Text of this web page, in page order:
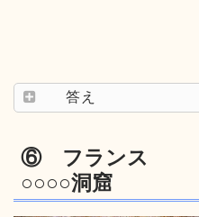
答え
⑥ フランス
○○○○洞窟